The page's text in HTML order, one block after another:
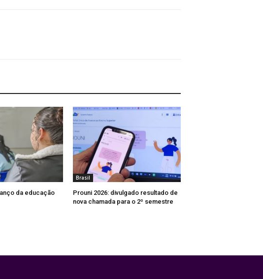
da educação
Brasil
Prouni 2026: divulgado resultado de
nova chamada para o 2º semestre